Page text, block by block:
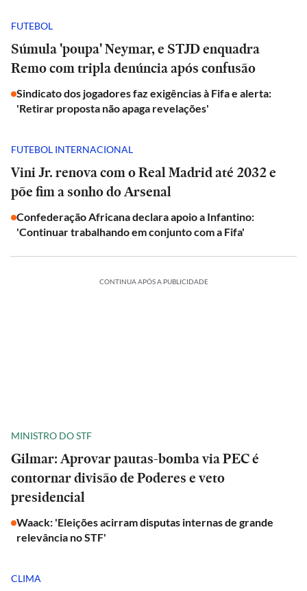
FUTEBOL
Súmula 'poupa' Neymar, e STJD enquadra
Remo com tripla denúncia após confusão
Sindicato dos jogadores faz exigências à Fifa e alerta:
'Retirar proposta não apaga revelações'
FUTEBOL INTERNACIONAL
Vini Jr. renova com o Real Madrid até 2032 e
põe fim a sonho do Arsenal
Confederação Africana declara apoio a Infantino:
'Continuar trabalhando em conjunto com a Fifa'
CONTINUA APÓS A PUBLICIDADE
MINISTRO DO STF
Gilmar: Aprovar pautas-bomba via PEC é
contornar divisão de Poderes e veto
presidencial
Waack: 'Eleições acirram disputas internas de grande
relevância no STF'
CLIMA